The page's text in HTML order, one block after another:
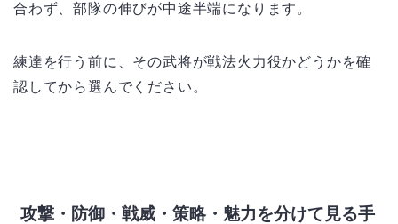
合わず、部隊の伸びが中途半端になります。
練達を行う前に、その武将が戦法火力役かどうかを確
認してから選んでください。
攻撃・防御・戦威・策略・魅力を分けて見る手